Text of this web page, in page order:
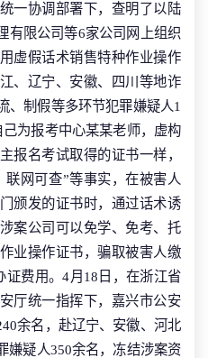
一协调部署下，查明了以陆
有限公司等6家公司网上组织
虚假话术销售特种作业操作
、辽宁、安徽、四川等地诈
、制假等多环节犯罪嫌疑人1
为报考中心某某老师，虚构
报名考试取得的证书一样，
网可查”等事实，在被害人
颁发的证书时，通过话术诱
案公司可以免学、免考、托
业操作证书，骗取被害人缴
证费用。4月18日，在浙江省
厅统一指挥下，嘉兴市公安
余名，赴辽宁、安徽、河北
嫌疑人350余名，冻结涉案资